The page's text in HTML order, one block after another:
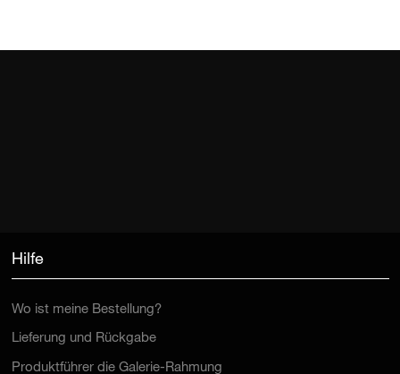
Hilfe
Wo ist meine Bestellung?
Lieferung und Rückgabe
Produktführer die Galerie-Rahmung